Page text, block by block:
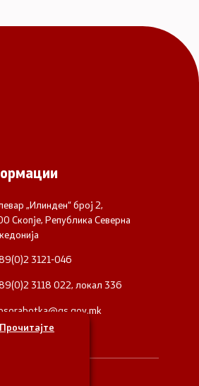
„Илинден“ број 2,
Скопје, Република Северна
3121-046
3118 022, локал 336
Прочитајте